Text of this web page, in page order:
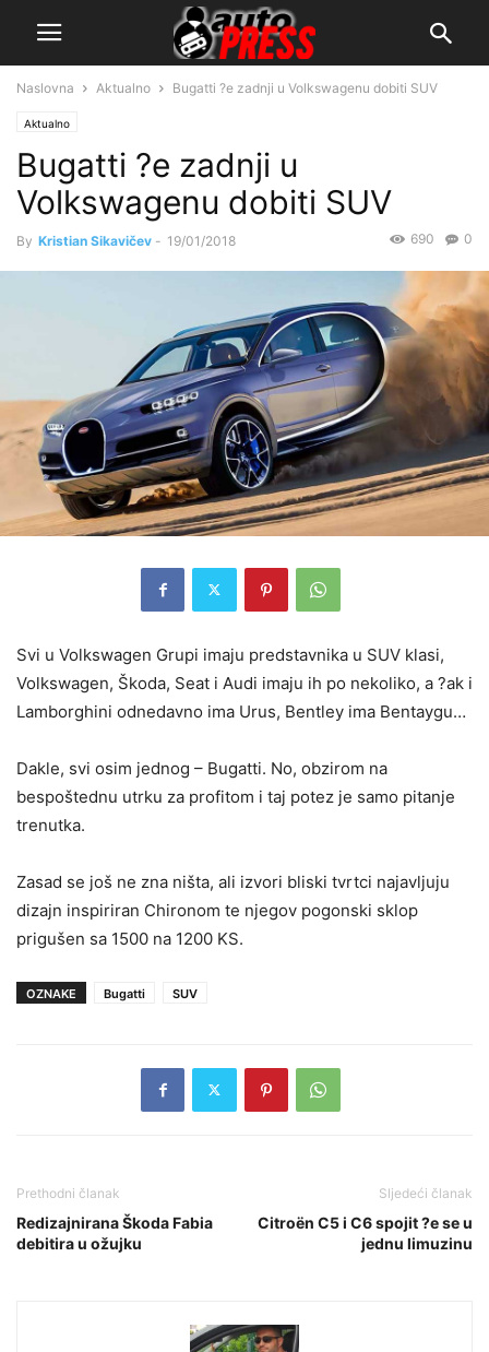
Naslovna Aktualno Bugatti ?e zadnji u Volkswagenu dobiti SUV
Aktualno
Bugatti ?e zadnji u
Volkswagenu dobiti SUV
By Kristian Sikavičev - 19/01/2018 0
690
Svi u Volkswagen Grupi imaju predstavnika u SUV klasi,
Volkswagen, Škoda, Seat i Audi imaju ih po nekoliko, a ?ak i
Lamborghini odnedavno ima Urus, Bentley ima Bentaygu…
Dakle, svi osim jednog – Bugatti. No, obzirom na
bespoštednu utrku za profitom i taj potez je samo pitanje
trenutka.
Zasad se još ne zna ništa, ali izvori bliski tvrtci najavljuju
dizajn inspiriran Chironom te njegov pogonski sklop
prigušen sa 1500 na 1200 KS.
OZNAKE Bugatti SUV
Prethodni članak
Redizajnirana Škoda Fabia
debitira u ožujku
Sljedeći članak
Citroën C5 i C6 spojit ?e se u
jednu limuzinu